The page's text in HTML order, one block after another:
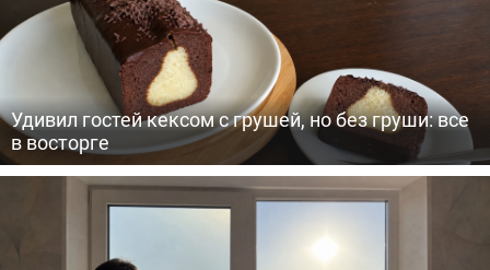
Удивил гостей кексом с грушей, но без груши: все
в восторге